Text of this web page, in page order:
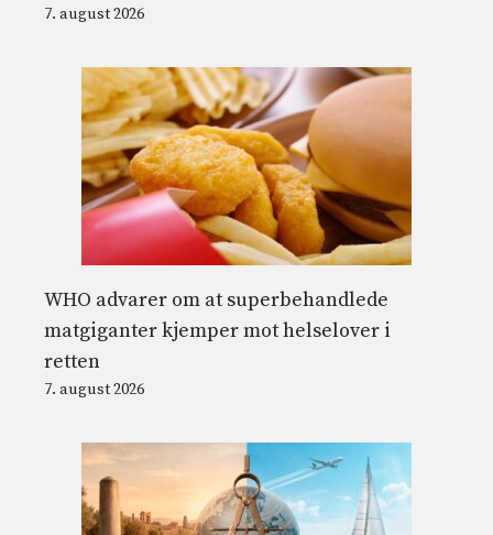
7. august 2026
WHO advarer om at superbehandlede
matgiganter kjemper mot helselover i
retten
7. august 2026